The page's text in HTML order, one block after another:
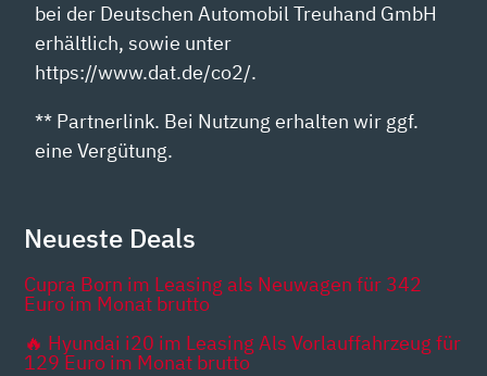
bei der Deutschen Automobil Treuhand GmbH
erhältlich, sowie unter
https://www.dat.de/co2/.
** Partnerlink. Bei Nutzung erhalten wir ggf.
eine Vergütung.
Neueste Deals
Cupra Born im Leasing als Neuwagen für 342
Euro im Monat brutto
🔥 Hyundai i20 im Leasing Als Vorlauffahrzeug für
129 Euro im Monat brutto